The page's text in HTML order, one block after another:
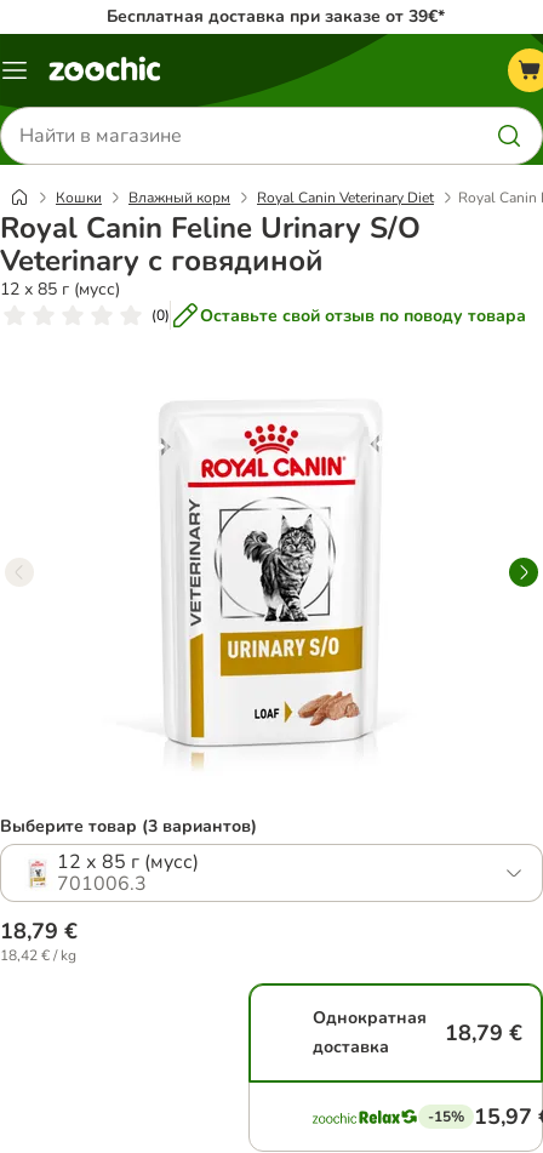
Бесплатная доставка при заказе от 39€*
Каталог
Поиск
товаров
Кошки Влажный корм Royal Canin Veterinary Diet Royal Canin
Royal Canin Feline Urinary S/O
Veterinary с говядиной
12 х 85 г (мусс)
(0) Оставьте свой отзыв по поводу товара
Выберите товар (3 вариантов)
12 х 85 г (мусс)
701006.3
18,79 €
18,42 € / kg
Однократная
доставка
18,79 €
-15% 15,97